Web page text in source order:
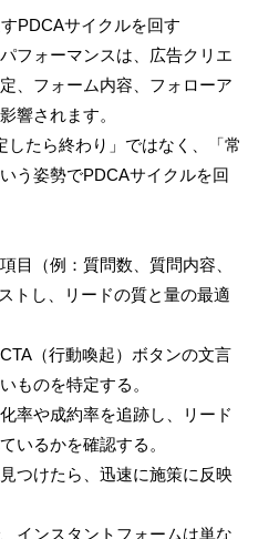
PDCAサイクルを回す
フォーマンスは、広告クリエ
、フォーム内容、フォローア
響されます。
したら終わり」ではなく、「常
う姿勢でPDCAサイクルを回
目（例：質問数、質問内容、
トし、リードの質と量の最適
（行動喚起）ボタンの文言
ものを特定する。
率や成約率を追跡し、リード
いるかを確認する。
つけたら、迅速に施策に反映
インスタントフォームは単な